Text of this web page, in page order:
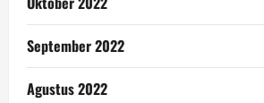
September 2022
Agustus 2022